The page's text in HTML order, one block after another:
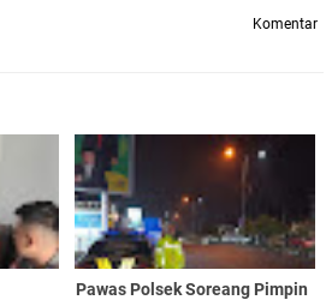
Komentar
Pawas Polsek Soreang Pimpin